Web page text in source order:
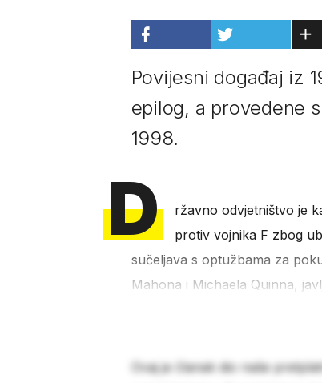
Povijesni događaj iz
epilog, a provedene
1998.
D
ržavno odvjetništvo je
protiv vojnika F zbog
sučeljava s optužbama za
Mahona i Michaela Quinna,
Ovaj je članak dio naše